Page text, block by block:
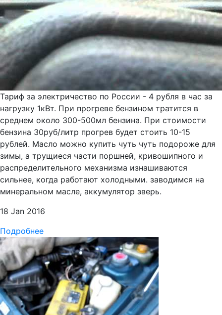
Тариф за электричество по России - 4 рубля в час за
нагрузку 1кВт. При прогреве бензином тратится в
среднем около 300-500мл бензина. При стоимости
бензина 30руб/литр прогрев будет стоить 10-15
рублей. Масло можно купить чуть чуть подороже для
зимы, а трущиеся части поршней, кривошипного и
распределительного механизма изнашиваются
сильнее, когда работают холодными. заводимся на
минеральном масле, аккумулятор зверь.
18 Jan 2016
Подробнее